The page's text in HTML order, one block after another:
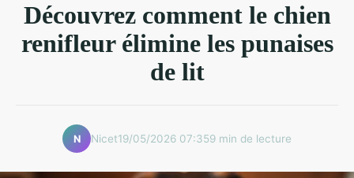
Découvrez comment le chien
renifleur élimine les punaises
de lit
N Nicet19/05/2026 07:359 min de lecture